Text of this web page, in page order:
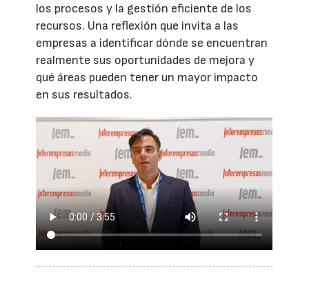
los procesos y la gestión eficiente de los
recursos. Una reflexión que invita a las
empresas a identificar dónde se encuentran
realmente sus oportunidades de mejora y
qué áreas pueden tener un mayor impacto
en sus resultados.